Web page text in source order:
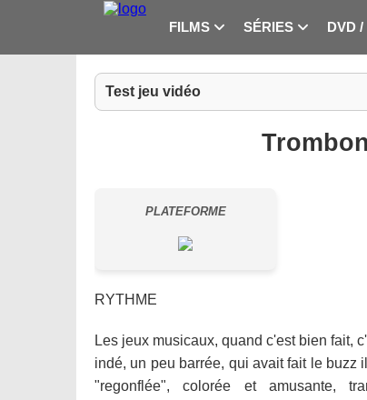
FILMS SÉRIES DVD
Test jeu vidéo
PLATEFORME
RYTHME
Les jeux musicaux, quand c'est bien fait,
indé, un peu barrée, qui avait fait le buzz
"regonflée", colorée et amusante,